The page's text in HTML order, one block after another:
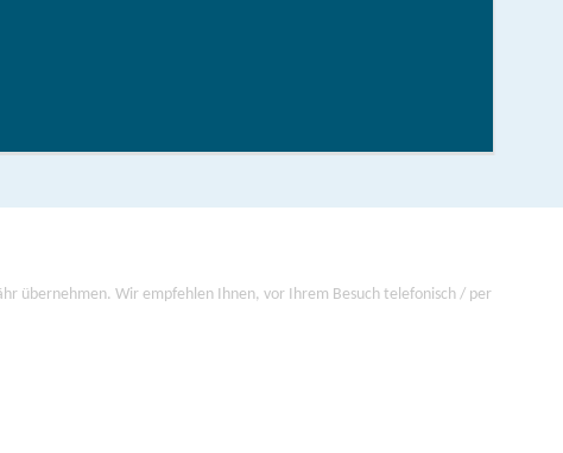
übernehmen. Wir empfehlen Ihnen, vor Ihrem Besuch telefonisch / per